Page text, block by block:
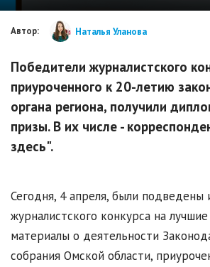
Автор: Наталья Уланова
Победители журналистского
приуроченного к 20-летию
органа региона, получили
призы. В их числе -
здесь".
Сегодня, 4 апреля, были подведены
журналистского конкурса на
материалы о деятельности
собрания Омской области,